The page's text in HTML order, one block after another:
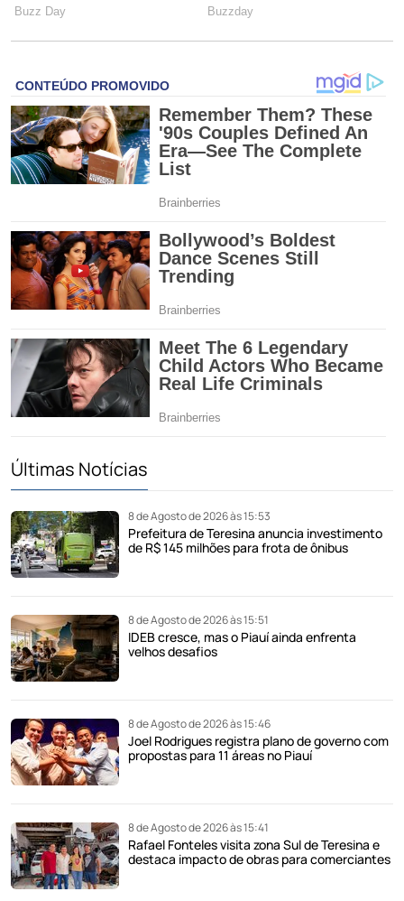
Últimas Notícias
8 de Agosto de 2026 às 15:53
Prefeitura de Teresina anuncia investimento
de R$ 145 milhões para frota de ônibus
8 de Agosto de 2026 às 15:51
IDEB cresce, mas o Piauí ainda enfrenta
velhos desafios
8 de Agosto de 2026 às 15:46
Joel Rodrigues registra plano de governo com
propostas para 11 áreas no Piauí
8 de Agosto de 2026 às 15:41
Rafael Fonteles visita zona Sul de Teresina e
destaca impacto de obras para comerciantes